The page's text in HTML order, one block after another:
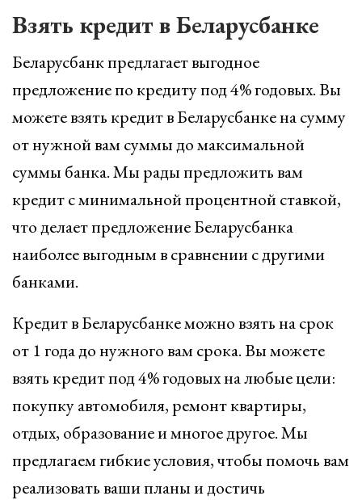
Взять кредит в Беларусбанке
Беларусбанк предлагает выгодное
предложение по кредиту под 4% годовых. Вы
можете взять кредит в Беларусбанке на сумму
от нужной вам суммы до максимальной
суммы банка. Мы рады предложить вам
кредит с минимальной процентной ставкой,
что делает предложение Беларусбанка
наиболее выгодным в сравнении с другими
банками.
Кредит в Беларусбанке можно взять на срок
от 1 года до нужного вам срока. Вы можете
взять кредит под 4% годовых на любые цели:
покупку автомобиля, ремонт квартиры,
отдых, образование и многое другое. Мы
предлагаем гибкие условия, чтобы помочь вам
реализовать ваши планы и достичь